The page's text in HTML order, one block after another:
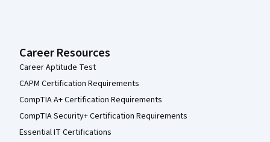
Career Resources
Career Aptitude Test
CAPM Certification Requirements
CompTIA A+ Certification Requirements
CompTIA Security+ Certification Requirements
Essential IT Certifications